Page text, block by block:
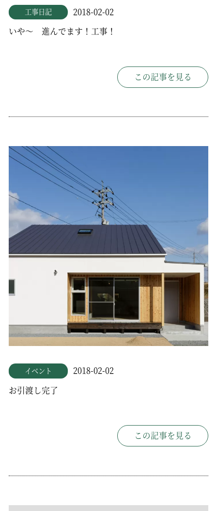
工事日記
2018-02-02
いや～ 進んでます！工事！
この記事を見る
イベント
2018-02-02
お引渡し完了
この記事を見る